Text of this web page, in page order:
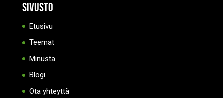
Sivusto
Etusivu
Teemat
Minusta
Blogi
Ota yhteyttä